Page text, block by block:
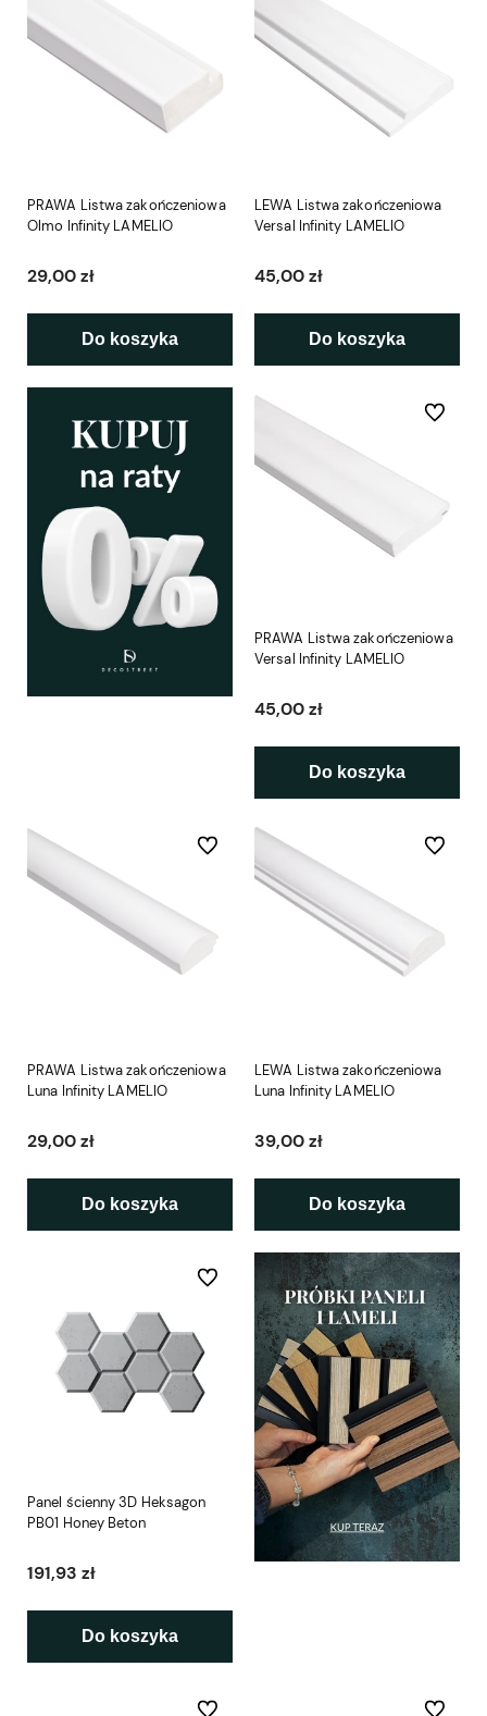
PRAWA Listwa zakończeniowa
Olmo Infinity LAMELIO
29,00 zł
Do koszyka
LEWA Listwa zakończeniowa
Versal Infinity LAMELIO
45,00 zł
Do koszyka
PRAWA Listwa zakończeniowa
Versal Infinity LAMELIO
45,00 zł
Do koszyka
Do
PRAWA Listwa zakończeniowa
Luna Infinity LAMELIO
29,00 zł
Do koszyka
Do ulubionych
LEWA Listwa zakończeniowa
Luna Infinity LAMELIO
39,00 zł
Do koszyka
Do
Panel ścienny 3D Heksagon
PB01 Honey Beton
191,93 zł
Do koszyka
Do ulubionych
Do ulubionych Do